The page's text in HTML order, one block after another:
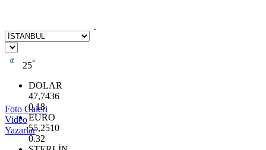
25°
DOLAR
47,7436
0.18
EURO
55,2510
0.32
Foto Galeri
Video
Yazarlar